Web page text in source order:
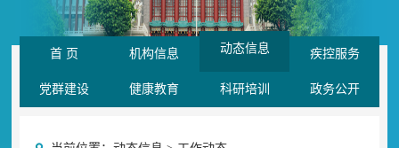
首 页 机构信息 动态信息 疾控服务
党群建设 健康教育 科研培训 政务公开